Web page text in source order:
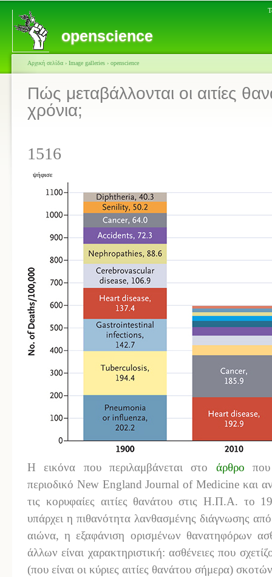
openscience
Αρχική σελίδα › Image galleries › openscience
Πώς μεταβάλλονται οι αιτίες
χρόνια;
1516
ψήφισε
Η εικόνα που περιλαμβάνεται στο άρθρο που
περιοδικό New England Journal of Medicine και
τις κορυφαίες αιτίες θανάτου στις Η.Π.Α. το
υπάρχει η πιθανότητα λανθασμένης διάγνωσης
αιώνα, η εξαφάνιση ορισμένων θανατηφόρων
άλλων είναι χαρακτηριστική: ασθένειες που
(που είναι οι κύριες αιτίες θανάτου σήμερα)